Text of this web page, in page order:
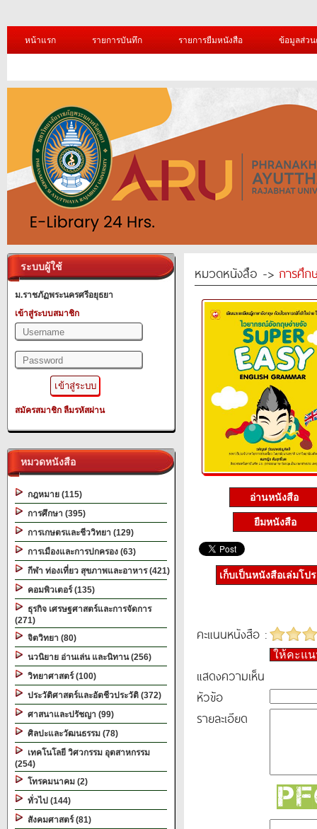
หน้าแรก รายการบันทึก รายการยืมหนังสือ ข้อมูลส่ว
ระบบผู้ใช้
ม.ราชภัฏพระนครศรีอยุธยา
เข้าสู่ระบบสมาชิก
สมัครสมาชิก ลืมรหัสผ่าน
หมวดหนังสือ
กฎหมาย (115)
การศึกษา (395)
การเกษตรและชีววิทยา (129)
การเมืองและการปกครอง (63)
กีฬา ท่องเที่ยว สุขภาพและอาหาร (421)
คอมพิวเตอร์ (135)
ธุรกิจ เศรษฐศาสตร์และการจัดการ
(271)
จิตวิทยา (80)
นวนิยาย อ่านเล่น และนิทาน (256)
วิทยาศาสตร์ (100)
ประวัติศาสตร์และอัตชีวประวัติ (372)
ศาสนาและปรัชญา (99)
ศิลปะและวัฒนธรรม (78)
เทคโนโลยี วิศวกรรม อุตสาหกรรม
(254)
โทรคมนาคม (2)
ทั่วไป (144)
สังคมศาสตร์ (81)
หมวดหนังสือ -> การศึก
อ่านหนังสือ
ยืมหนังสือ
เก็บเป็นหนังสือเล่มโป
คะแนนหนังสือ :
ให้คะแ
แสดงความเห็น
หัวข้อ
รายละเอียด